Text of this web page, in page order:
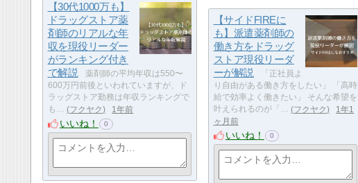
【30代1000万も】
ドラッグストア薬
剤師のリアルな年
収を現役リーダー
がランキング付き
で解説
薬剤師の平均年収は550〜
600万円前後といわれていますが、ド
ラッグストア勤務は年収ランキングで
も…
フクヤク 1年前
いいね！ 0
【サイドFIREに
も】派遣薬剤師の
働き方をドラッグ
ストア現役リーダ
ーが解説
「正社員よ
り自由がある働き方をしたい」 「高時
給で効率よく働きたい」 そんな希望を
叶えられるのが「…
フクヤク
1年1
ヶ月前
いいね！ 0